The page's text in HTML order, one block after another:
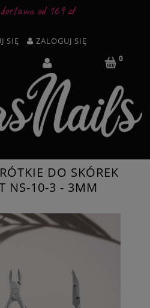
od 169 zł
SIĘ ZALOGUJ SIĘ
DO SKÓREK
NS-10-3 - 3MM